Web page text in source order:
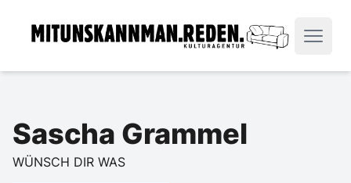
Sascha Grammel
WÜNSCH DIR WAS